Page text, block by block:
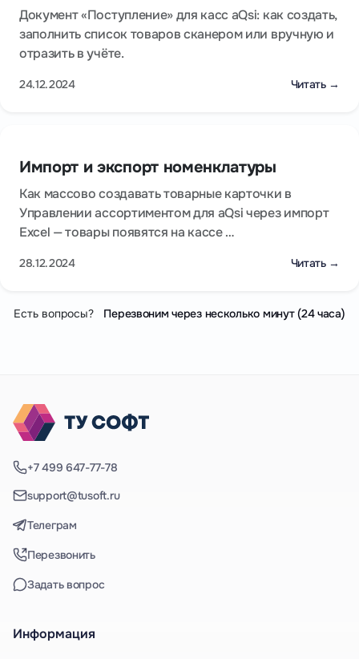
Документ «Поступление» для касс aQsi: как создать,
заполнить список товаров сканером или вручную и
отразить в учёте.
24.12.2024 Читать →
Импорт и экспорт номенклатуры
Как массово создавать товарные карточки в
Управлении ассортиментом для aQsi через импорт
Excel — товары появятся на кассе …
28.12.2024 Читать →
Есть вопросы? Перезвоним через несколько минут (24 часа)
+7 499 647-77-78
support@tusoft.ru
Телеграм
Перезвонить
Задать вопрос
Информация